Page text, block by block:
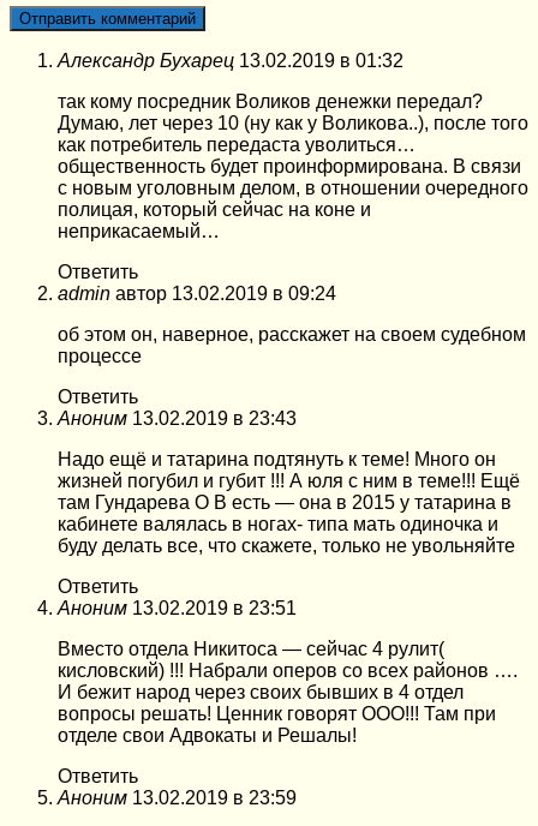
Александр Бухарец 13.02.2019 в 01:32
так кому посредник Воликов денежки передал?
Думаю, лет через 10 (ну как у Воликова..), после того
как потребитель передаста уволиться…
общественность будет проинформирована. В связи
с новым уголовным делом, в отношении очередного
полицая, который сейчас на коне и
неприкасаемый…
Ответить
admin автор 13.02.2019 в 09:24
об этом он, наверное, расскажет на своем судебном
процессе
Ответить
Аноним 13.02.2019 в 23:43
Надо ещё и татарина подтянуть к теме! Много он
жизней погубил и губит !!! А юля с ним в теме!!! Ещё
там Гундарева О В есть — она в 2015 у татарина в
кабинете валялась в ногах- типа мать одиночка и
буду делать все, что скажете, только не увольняйте
Ответить
Аноним 13.02.2019 в 23:51
Вместо отдела Никитоса — сейчас 4 рулит(
кисловский) !!! Набрали оперов со всех районов ….
И бежит народ через своих бывших в 4 отдел
вопросы решать! Ценник говорят ООО!!! Там при
отделе свои Адвокаты и Решалы!
Ответить
Аноним 13.02.2019 в 23:59